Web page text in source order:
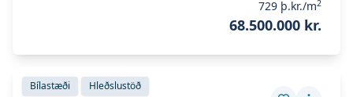
729 þ.kr./m2
68.500.000 kr.
Skoða eigninaStrandvegur 12
Bílastæði Hleðslustöð
Skoða eigninaStrandvegur 12